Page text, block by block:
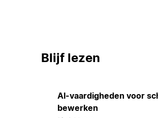
Blijf lezen
AI-vaardigheden voor
bewerken